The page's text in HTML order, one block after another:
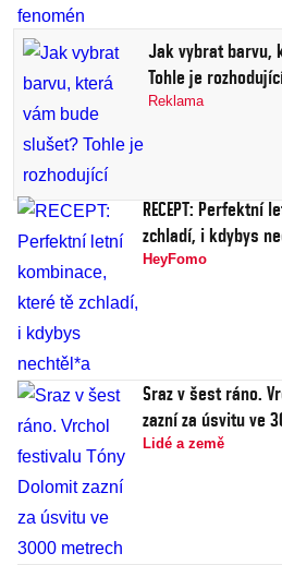
Jak vybrat barvu,
Tohle je
Reklama
RECEPT: Perfektní
zchladí, i kdybys
HeyFomo
Sraz v šest ráno.
zazní za úsvitu ve
Lidé a země